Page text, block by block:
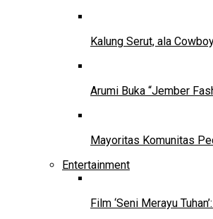
Kalung Serut, ala
Arumi Buka “Jember
Mayoritas Komunitas
Entertainment
Film ‘Seni Merayu